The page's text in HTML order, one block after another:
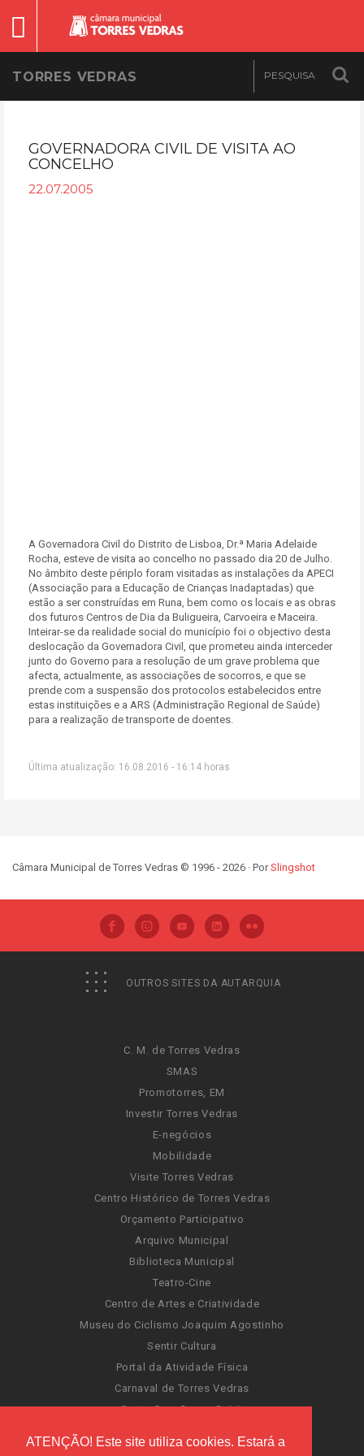
ATENÇÃO! Este site utiliza cookies. Estará a
TORRES VEDRAS
GOVERNADORA CIVIL DE VISITA AO
CONCELHO
22.07.2005
A Governadora Civil do Distrito de Lisboa, Dr.ª Maria Adelaide
Rocha, esteve de visita ao concelho no passado dia 20 de Julho.
No âmbito deste périplo foram visitadas as instalações da APECI
(Associação para a Educação de Crianças Inadaptadas) que
estão a ser construídas em Runa, bem como os locais e as obras
dos futuros Centros de Dia da Buligueira, Carvoeira e Maceira.
Inteirar-se da realidade social do município foi o objectivo desta
deslocação da Governadora Civil, que prometeu ainda interceder
junto do Governo para a resolução de um grave problema que
afecta, actualmente, as associações de socorros, e que se
prende com a suspensão dos protocolos estabelecidos entre
estas instituições e a ARS (Administração Regional de Saúde)
para a realização de transporte de doentes.
Última atualização: 16.08.2016 - 16:14 horas
Câmara Municipal de Torres Vedras © 1996 - 2026 · PorSlingshot
OUTROS SITES DA AUTARQUIA
C. M. de Torres Vedras
SMAS
Promotorres, EM
Investir Torres Vedras
E-negócios
Mobilidade
Visite Torres Vedras
Centro Histórico de Torres Vedras
Orçamento Participativo
Arquivo Municipal
Biblioteca Municipal
Teatro-Cine
Centro de Artes e Criatividade
Museu do Ciclismo Joaquim Agostinho
Sentir Cultura
Portal da Atividade Física
Carnaval de Torres Vedras
Santa Cruz Ocean Spirit